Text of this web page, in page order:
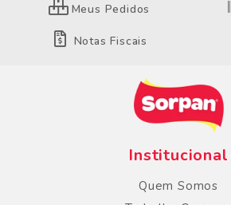
Meus Pedidos
Notas Fiscais
Institucional
Quem Somos